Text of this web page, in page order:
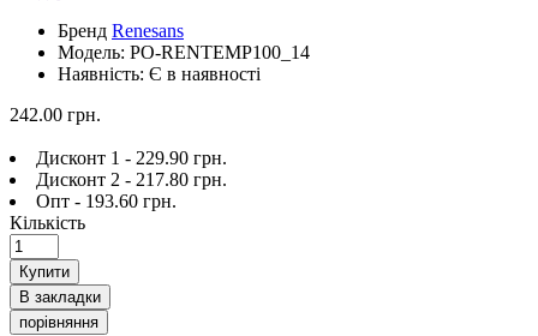
Бренд Renesans
Модель: PO-RENTEMP100_14
Наявність: Є в наявності
242.00 грн.
Дисконт 1 - 229.90 грн.
Дисконт 2 - 217.80 грн.
Опт - 193.60 грн.
Кількість
Купити
В закладки
порівняння